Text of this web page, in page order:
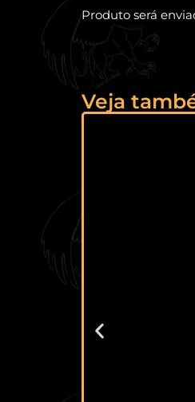
Produto será
Veja